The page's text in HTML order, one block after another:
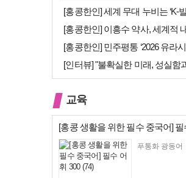
교육
[홍콩 생활을 위한 필수 중국어] 필
푸통화 광동어